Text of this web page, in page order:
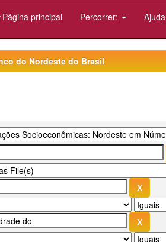
Página principal Percorrer: Ajuda
do Nordeste do Brasil